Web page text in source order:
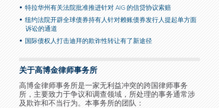
特拉华州有关法院批准推进针对 AIG 的信贷协议索赔
纽约法院开辟全球债券持有人针对赖账债券发行人提起单方面
诉讼的通道
国际债权人打击迪拜的欺诈性转让有了新途径
关于高博金律师事务所
高博金律师事务所是一家无利益冲突的跨国律师事务
所，主要致力于争议和调查领域，所处理的事务通常涉
及欺诈和不当行为。本事务所的团队：